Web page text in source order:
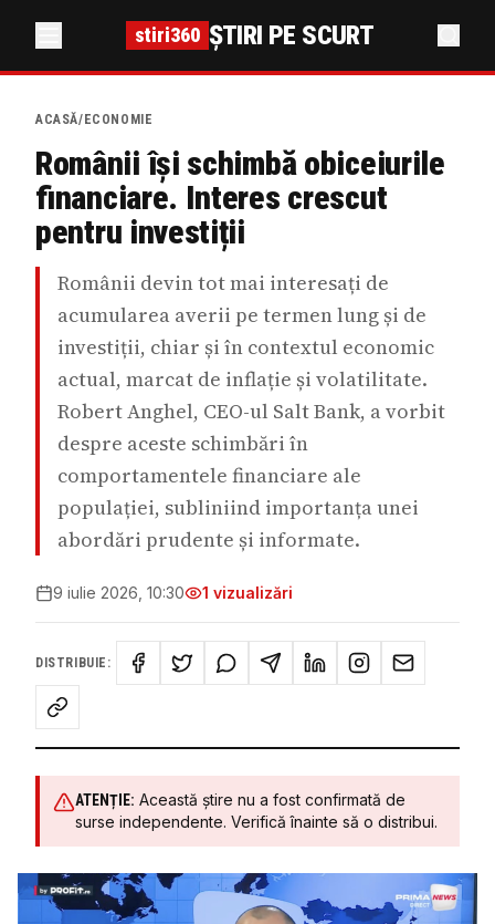
stiri360 ȘTIRI PE SCURT
ACASĂ/ ECONOMIE
Românii își schimbă obiceiurile
financiare. Interes crescut
pentru investiții
Românii devin tot mai interesați de
acumularea averii pe termen lung și de
investiții, chiar și în contextul economic
actual, marcat de inflație și volatilitate.
Robert Anghel, CEO-ul Salt Bank, a vorbit
despre aceste schimbări în
comportamentele financiare ale
populației, subliniind importanța unei
abordări prudente și informate.
9 iulie 2026, 10:30 1 vizualizări
DISTRIBUIE:
ATENȚIE: Această știre nu a fost confirmată de
surse independente. Verifică înainte să o distribui.